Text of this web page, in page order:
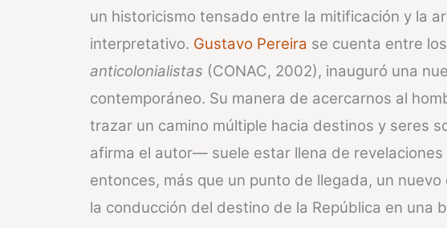
un historicismo tensado entre la mitificación y la
interpretativo. Gustavo Pereira se cuenta entre
anticolonialistas (CONAC, 2002), inauguró una
contemporáneo. Su manera de acercarnos al
trazar un camino múltiple hacia destinos y seres
afirma el autor— suele estar llena de
entonces, más que un punto de llegada, un
la conducción del destino de la República en una